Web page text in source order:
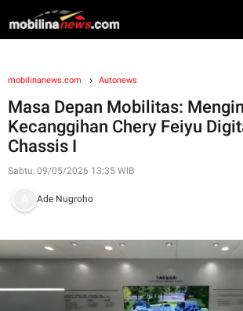
mobilinanews.com Autonews
Masa Depan Mobilitas:
Kecanggihan Chery Feiyu
Chassis I
Sabtu, 09/05/2026 13:35 WIB
Ade Nugroho